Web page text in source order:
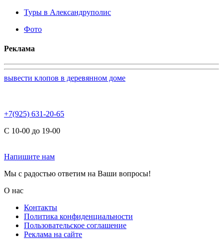
Туры в Александруполис
Фото
Реклама
вывести клопов в деревянном доме
+7(925) 631-20-65
С 10-00 до 19-00
Напишите нам
Мы с радостью ответим на Ваши вопросы!
О нас
Контакты
Политика конфиденциальности
Пользовательское соглашение
Реклама на сайте